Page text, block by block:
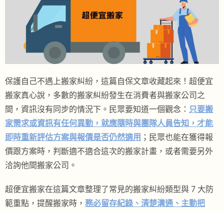
保護自己不遇上搬家糾紛，這篇自保文章收藏起來！超便宜
搬家真心說，多數的搬家糾紛發生在消費者與搬家公司之
間，資訊沒有同步的情況下。民眾要知道一個觀念： 只要搬
家需求或資訊有任何異動，就應隨時與團隊人員告知，才能
即時重新評估方案與報價是否仍然適用 ；民眾也能在獲得報
價跟方案時，判斷適不適合這次的搬家計畫，或者需要另外
洽詢他間搬家公司。
超便宜搬家在這篇文章整理了常見的搬家糾紛類型與 7 大防
範重點，提醒搬家時， 務必留存紀錄、清楚溝通、主動把